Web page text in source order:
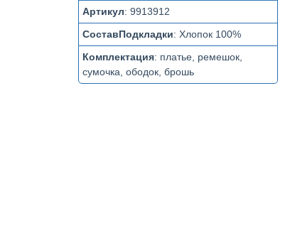
Артикул:9913912
СоставПодкладки:Хлопок 100%
Комплектация: платье, ремешок,
сумочка, ободок, брошь